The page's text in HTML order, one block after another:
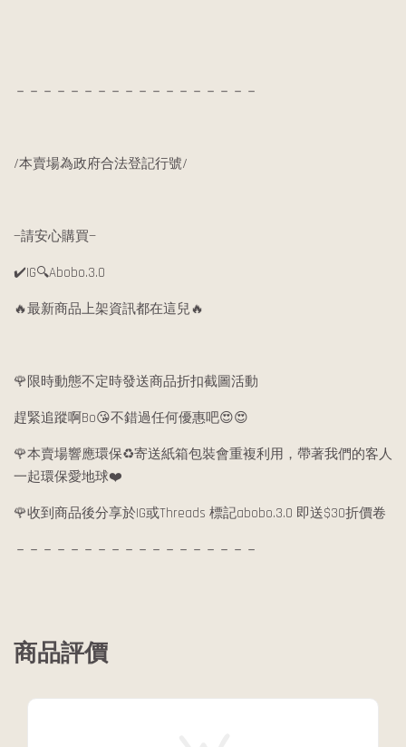
－－－－－－－－－－－－－－－－－－
/本賣場為政府合法登記行號/
—請安心購買—
✔️IG🔍Abobo.3.0
🔥最新商品上架資訊都在這兒🔥
🌹限時動態不定時發送商品折扣截圖活動
趕緊追蹤啊Bo😘不錯過任何優惠吧😍😍
🌹本賣場響應環保♻️寄送紙箱包裝會重複利用，帶著我們的客人
一起環保愛地球❤️
🌹收到商品後分享於IG或Threads 標記abobo.3.0 即送$30折價卷
－－－－－－－－－－－－－－－－－－
商品評價